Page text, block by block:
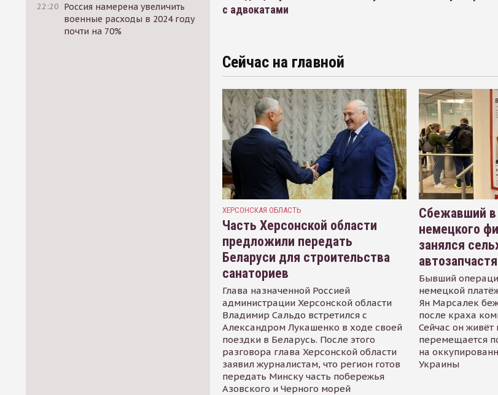
22:20 Россия намерена увеличить
военные расходы в 2024 году
почти на 70%
с адвокатами
Сейчас на главной
ХЕРСОНСКАЯ ОБЛАСТЬ
Часть Херсонской области
предложили передать
Беларуси для строительства
санаториев
Глава назначенной Россией
администрации Херсонской области
Владимир Сальдо встретился с
Александром Лукашенко в ходе своей
поездки в Беларусь. После этого
разговора глава Херсонской области
заявил журналистам, что регион готов
передать Минску часть побережья
Азовского и Черного морей
Сбежавший в
немецкого
занялся
Бывший
немецкой
Ян Марсалек
после краха
Сейчас он
перемещается
на
Украины